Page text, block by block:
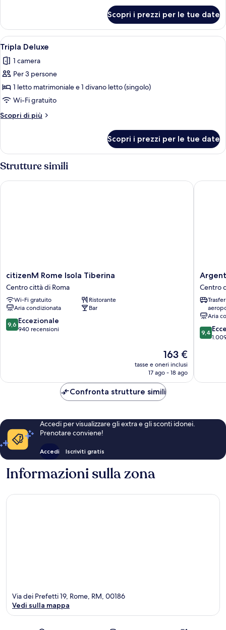
with
Balcony
Scopri i prezzi per le tue date
Apri
tutte
le
foto
per
Tripla
Deluxe
Una camera da letto con un letto,
5
Tripla Deluxe
1 camera
Per 3 persone
1 letto matrimoniale e 1 divano letto (singolo)
Wi-Fi gratuito
Scopri di più
Altri
Deluxe
Scopri i prezzi per le tue date
Strutture simili
citizenM
Rome
Isola
Tiberina
Centro
città
di
citizenM Rome Isola Tiberina
Centro città di Roma
Wi-Fi gratuito
Ristorante
Aria condizionata
Bar
9.6
su
9,6 Eccezionale
940 recensioni
Il
prezzo
attuale
163 €
163 €
tasse e oneri inclusi
17 ago - 18 ago
citizenM Rome Isola Tiberina
Style
Hotel
Centro
città
di
Roma
Centro
Aria
9.4
su
9,4
Confronta strutture simili
Accedi per visualizzare gli extra e gli sconti idonei.
Prenotare conviene!
Accedi Iscriviti gratis
Informazioni sulla zona
Via dei Prefetti 19, Rome, RM, 00186
Vedi sulla mappa